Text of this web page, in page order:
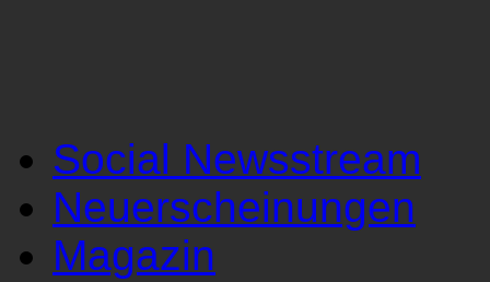
Social Newsstream
Neuerscheinungen
Magazin